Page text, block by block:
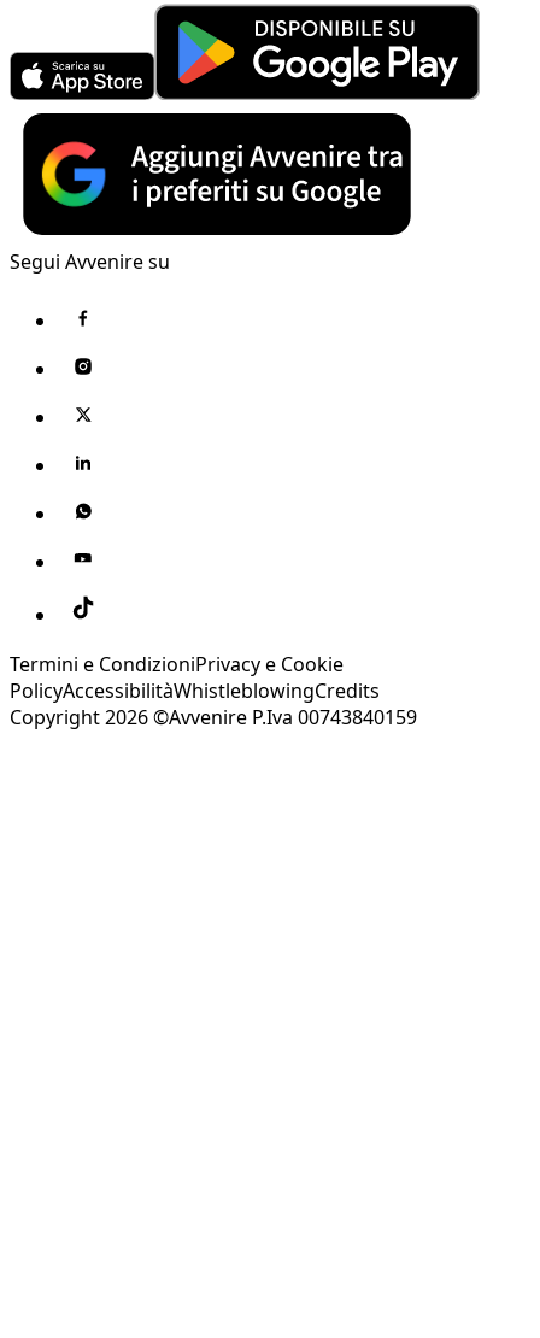
Segui Avvenire su
Termini e CondizioniPrivacy e Cookie
PolicyAccessibilitàWhistleblowingCredits
Copyright 2026 ©Avvenire P.Iva 00743840159